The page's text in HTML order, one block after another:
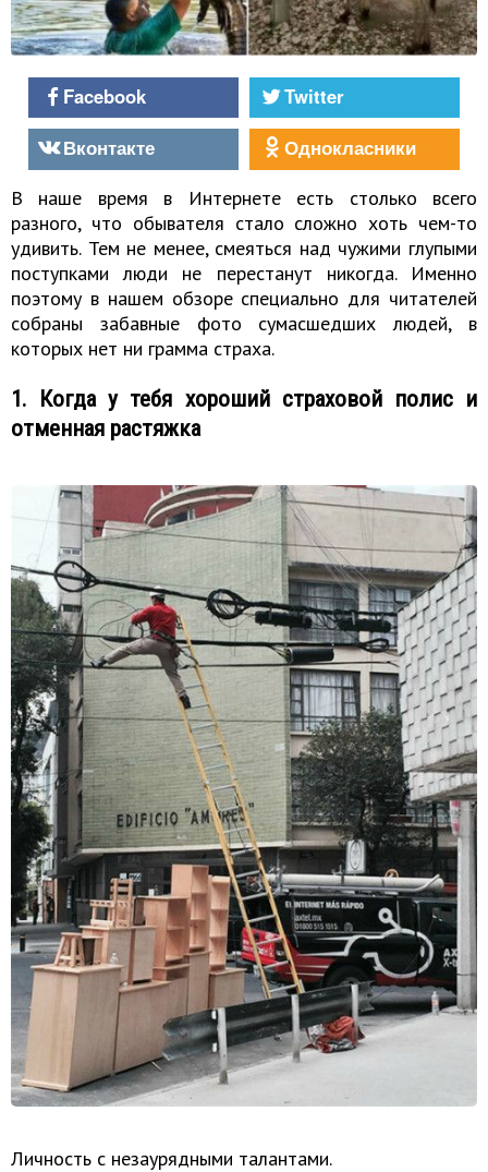
Facebook
Twitter
Вконтакте
Однокласники
В наше время в Интернете есть столько всего
разного, что обывателя стало сложно хоть чем-то
удивить. Тем не менее, смеяться над чужими глупыми
поступками люди не перестанут никогда. Именно
поэтому в нашем обзоре специально для читателей
собраны забавные фото сумасшедших людей, в
которых нет ни грамма страха.
1. Когда у тебя хороший страховой полис и
отменная растяжка
Личность с незаурядными талантами.